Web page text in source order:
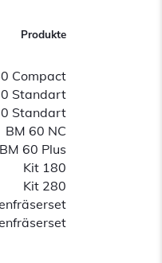
Produkte
Compact
Standart
Standart
BM 60 NC
BM 60 Plus
Kit 180
Kit 280